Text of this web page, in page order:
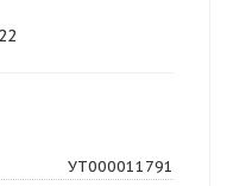
УТ000011791